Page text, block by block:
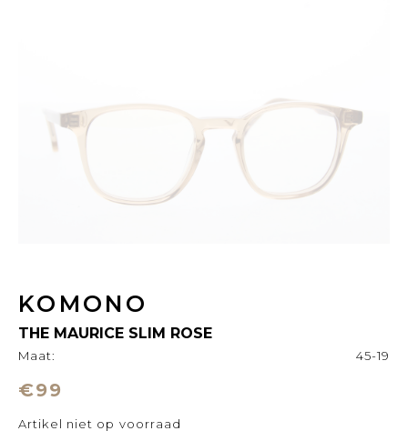
KOMONO
THE MAURICE SLIM ROSE
Maat: 45-19
€99
Artikel niet op voorraad